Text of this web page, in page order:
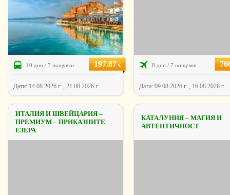
10 дни / 7 нощувки 197.87€
Дати: 14.08.2026 г. , 21.08.2026 г.
8 дни / 7 нощувки
Дати: 09.08.2026 г. , 16.08.2026 г.
ИТАЛИЯ И ШВЕЙЦАРИЯ –
ПРЕМИУМ – ПРИКАЗНИТЕ
ЕЗЕРА
КАТАЛУНИЯ – МАГИЯ И
АВТЕНТИЧНОСТ